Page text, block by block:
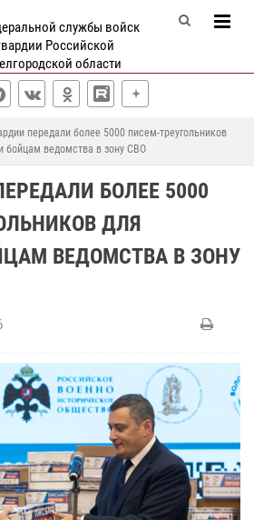
службы войск
Российской
области
передали более 5000 писем-треугольников
бойцам ведомства в зону СВО
БОЛЕЕ 5000
ДЛЯ
ВЕДОМСТВА В ЗОНУ